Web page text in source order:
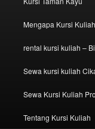
Mengapa Kursi
rental kursi kuliah –
Sewa kursi kuliah
Sewa Kursi Kuliah
Tentang Kursi Kuliah